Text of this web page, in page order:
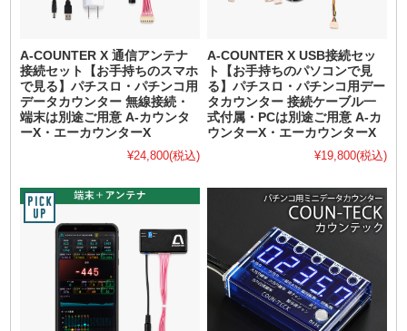
A-COUNTER X 通信アンテナ
接続セット【お手持ちのスマホ
で見る】パチスロ・パチンコ用
データカウンター 無線接続・
端末は別途ご用意 A-カウンタ
ーX・エーカウンターX
¥24,800(税込)
A-COUNTER X USB接続セッ
ト【お手持ちのパソコンで見
る】パチスロ・パチンコ用デー
タカウンター 接続ケーブル一
式付属・PCは別途ご用意 A-カ
ウンターX・エーカウンターX
¥19,800(税込)